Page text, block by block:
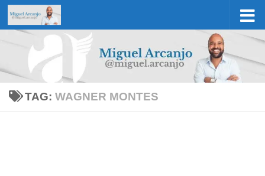
Skip to content
TAG:WAGNER MONTES